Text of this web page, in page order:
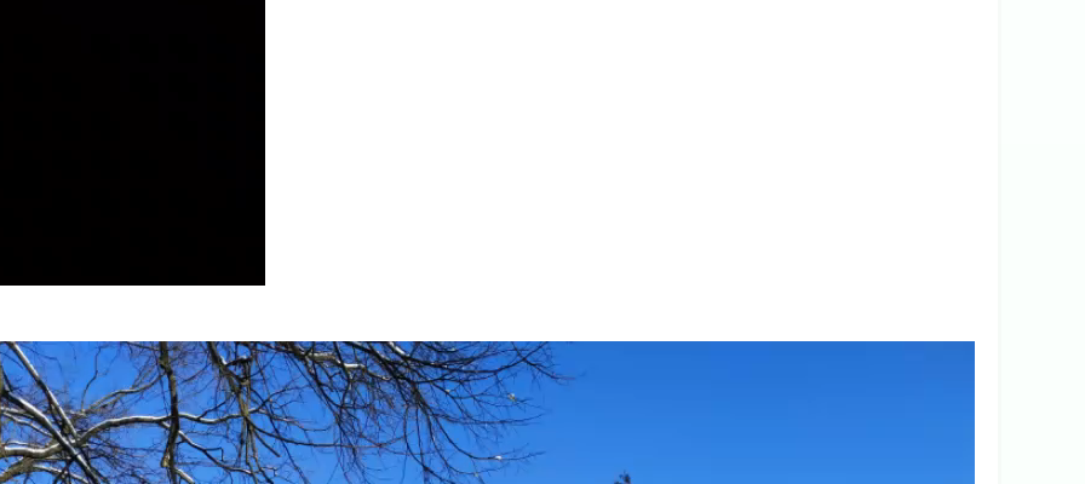
збільшення чи зменшення гучності.